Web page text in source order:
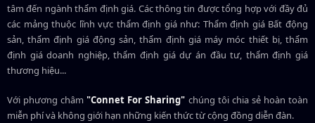
tâm đến ngành thẩm định giá. Các thông tin được tổng hợp với đầy đủ
các mảng thuộc lĩnh vực thẩm định giá như: Thẩm định giá Bất động
sản, thẩm định giá động sản, thẩm định giá máy móc thiết bị, thẩm
định giá doanh nghiệp, thẩm định giá dự án đầu tư, thẩm định giá
thương hiệu...
Với phương châm"Connet For Sharing" chúng tôi chia sẻ hoàn toàn
miễn phí và không giới hạn những kiến thức từ cộng đồng diễn đàn.